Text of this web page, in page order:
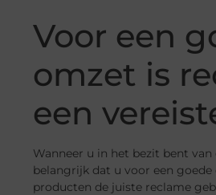
Voor een
omzet is
een
Wanneer u in het bezit bent van
belangrijk dat u voor een
producten de juiste reclame